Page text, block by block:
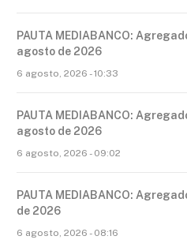
PAUTA MEDIABANCO:
agosto de 2026
6 agosto, 2026 - 10:33
PAUTA MEDIABANCO:
agosto de 2026
6 agosto, 2026 - 09:02
PAUTA MEDIABANCO:
de 2026
6 agosto, 2026 - 08:16